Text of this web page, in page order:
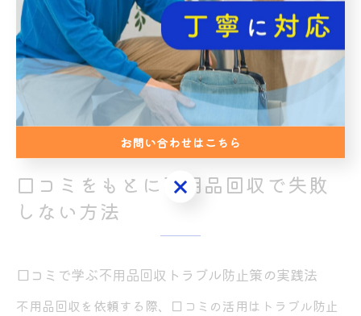
また、「粗大ゴミ持ち込みは予約が必要で混雑すること
がある」「不用品回収は希望日時に合わせてくれる」と
いった違いも口コミで指摘されています。自分の状況や
体力、スケジュールに合わせて、口コミを参考に最適な
方法を選ぶことが現実的な対策となります。
口コミをもとに不用品回収で失敗
しない方法
口コミで学ぶ不用品回収トラブル防止策の実践法
不用品回収を依頼する際、口コミの活用はトラブル防止
お問い合わせはこちら
お問い合わせはこちら